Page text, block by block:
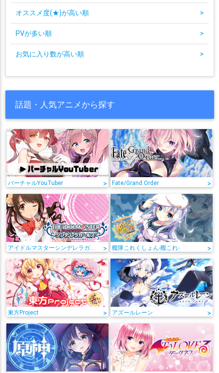
オススメ度(★)が高い順 >
PVが多い順 >
お気に入り数が高い順 >
話題・人気アニメから探す
バーチャルYouTuber > Fate/Grand Order >
アイドルマスターシンデレラガールズ > 艦隊これくしょん-艦これ- >
東方Project > アズールレーン >